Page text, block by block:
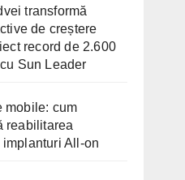
transformă
de creștere
record de 2.600
Sun Leader
mobile: cum
reabilitarea
All-on